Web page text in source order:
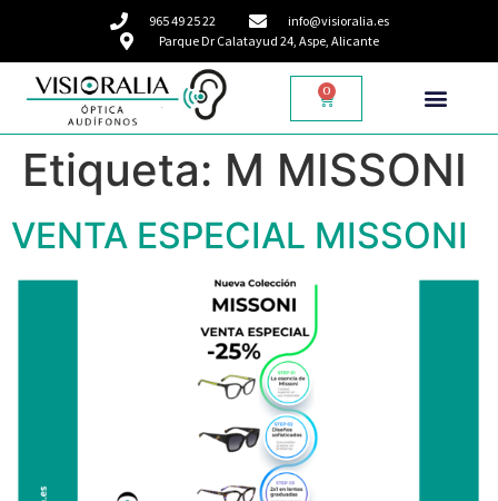
965 49 25 22
info@visioralia.es
Parque Dr Calatayud 24, Aspe, Alicante
0
Etiqueta: M MISSONI
VENTA ESPECIAL MISSONI